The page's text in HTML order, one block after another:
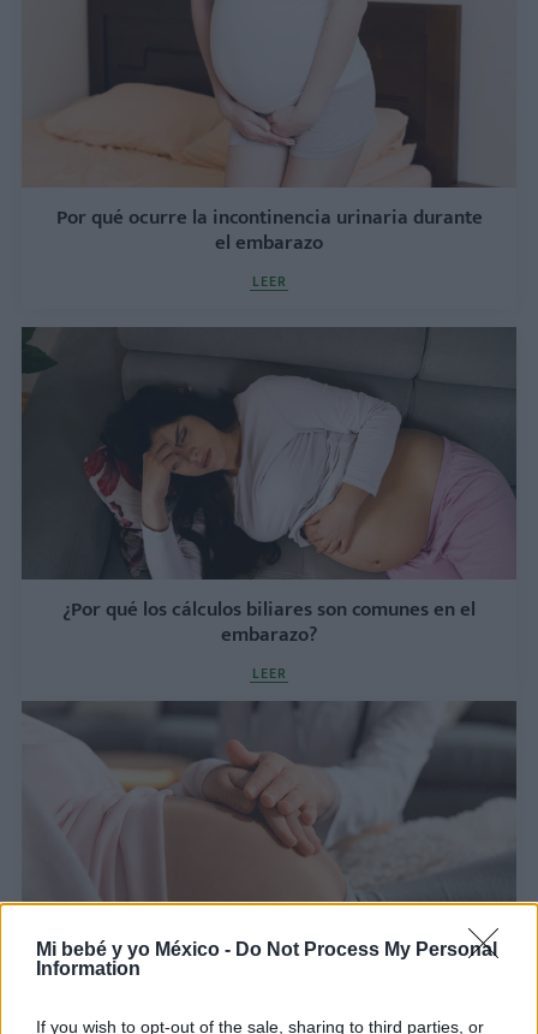
Mi bebé y yo México - Do Not Process My Personal
Information
If you wish to opt-out of the sale, sharing to third parties, or
Por qué ocurre la incontinencia urinaria durante
el embarazo
LEER
¿Por qué los cálculos biliares son comunes en el
embarazo?
LEER
Sangrado vaginal en el tercer trimestre de